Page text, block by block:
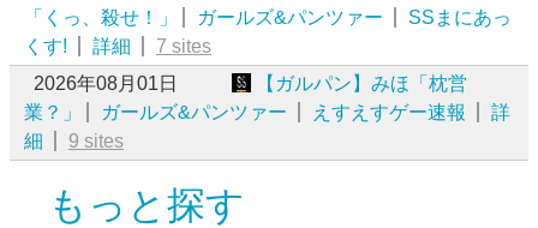
「くっ、殺せ！」
ガールズ&パンツァー
SSまにあっ
くす!
詳細
7 sites
2026年08月01日
【ガルパン】みほ「枕営
業？」
ガールズ&パンツァー えすえすゲー速報
詳
細
9 sites
もっと探す